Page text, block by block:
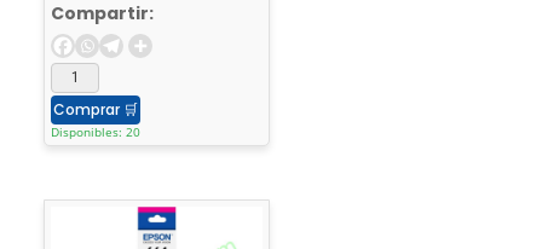
Compartir:
Comprar 🛒
Disponibles: 20